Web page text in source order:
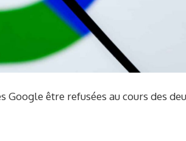
Google être refusées au cours des